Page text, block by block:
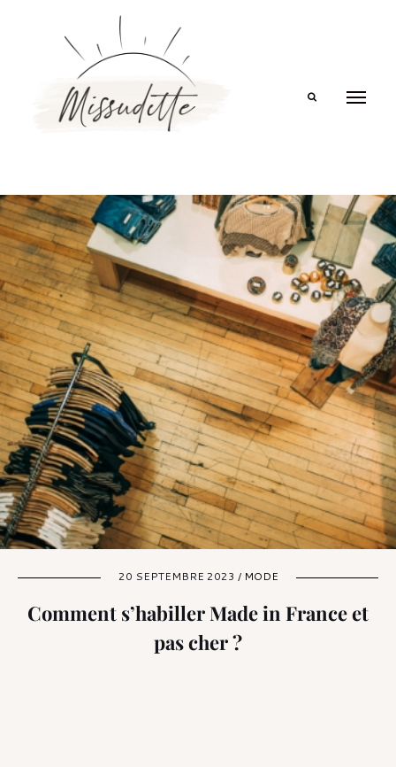
20 SEPTEMBRE 2023 / MODE
Comment s’habiller Made in France et
pas cher ?